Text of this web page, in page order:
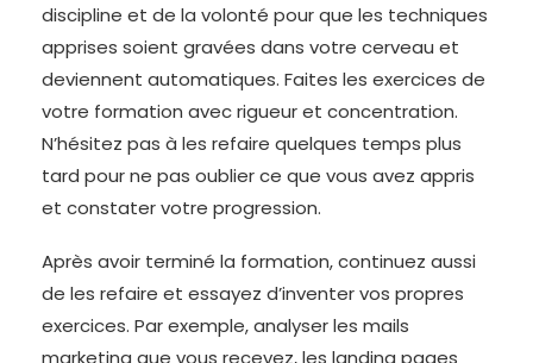
discipline et de la volonté pour que les techniques
apprises soient gravées dans votre cerveau et
deviennent automatiques. Faites les exercices de
votre formation avec rigueur et concentration.
N’hésitez pas à les refaire quelques temps plus
tard pour ne pas oublier ce que vous avez appris
et constater votre progression.
Après avoir terminé la formation, continuez aussi
de les refaire et essayez d’inventer vos propres
exercices. Par exemple, analyser les mails
marketing que vous recevez, les landing pages